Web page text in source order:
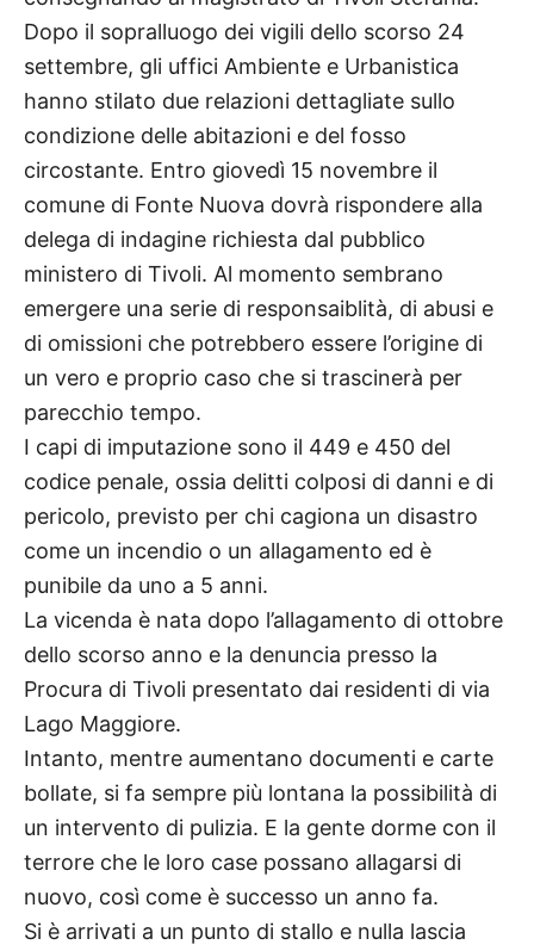
Dopo il sopralluogo dei vigili dello scorso 24
settembre, gli uffici Ambiente e Urbanistica
hanno stilato due relazioni dettagliate sullo
condizione delle abitazioni e del fosso
circostante. Entro giovedì 15 novembre il
comune di Fonte Nuova dovrà rispondere alla
delega di indagine richiesta dal pubblico
ministero di Tivoli. Al momento sembrano
emergere una serie di responsaiblità, di abusi e
di omissioni che potrebbero essere l’origine di
un vero e proprio caso che si trascinerà per
parecchio tempo.
I capi di imputazione sono il 449 e 450 del
codice penale, ossia delitti colposi di danni e di
pericolo, previsto per chi cagiona un disastro
come un incendio o un allagamento ed è
punibile da uno a 5 anni.
La vicenda è nata dopo l’allagamento di ottobre
dello scorso anno e la denuncia presso la
Procura di Tivoli presentato dai residenti di via
Lago Maggiore.
Intanto, mentre aumentano documenti e carte
bollate, si fa sempre più lontana la possibilità di
un intervento di pulizia. E la gente dorme con il
terrore che le loro case possano allagarsi di
nuovo, così come è successo un anno fa.
Si è arrivati a un punto di stallo e nulla lascia